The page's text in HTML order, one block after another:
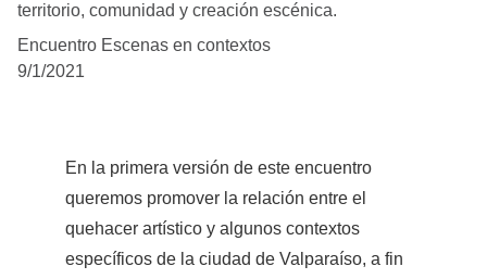
territorio, comunidad y creación escénica.
Encuentro Escenas en contextos
9/1/2021
En la primera versión de este encuentro
queremos promover la relación entre el
quehacer artístico y algunos contextos
específicos de la ciudad de Valparaíso, a fin